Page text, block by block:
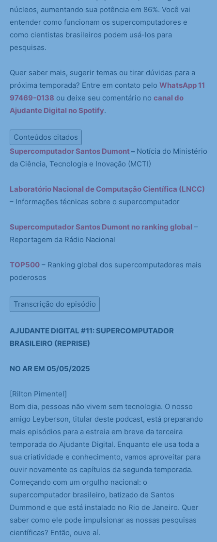
núcleos, aumentando sua potência em 86%. Você vai
entender como funcionam os supercomputadores e
como cientistas brasileiros podem usá-los para
pesquisas.
Quer saber mais, sugerir temas ou tirar dúvidas para a
próxima temporada? Entre em contato pelo WhatsApp 11
97469-0138 ou deixe seu comentário no canal do
Ajudante Digital no Spotify.
Conteúdos citados
Supercomputador Santos Dumont– Notícia do Ministério
da Ciência, Tecnologia e Inovação (MCTI)
Laboratório Nacional de Computação Científica (LNCC)
– Informações técnicas sobre o supercomputador
Supercomputador Santos Dumont no ranking global –
Reportagem da Rádio Nacional
TOP500 – Ranking global dos supercomputadores mais
poderosos
Transcrição do episódio
AJUDANTE DIGITAL #11: SUPERCOMPUTADOR
BRASILEIRO (REPRISE)
NO AR EM 05/05/2025
[Rilton Pimentel]
Bom dia, pessoas não vivem sem tecnologia. O nosso
amigo Leyberson, titular deste podcast, está preparando
mais episódios para a estreia em breve da terceira
temporada do Ajudante Digital. Enquanto ele usa toda a
sua criatividade e conhecimento, vamos aproveitar para
ouvir novamente os capítulos da segunda temporada.
Começando com um orgulho nacional: o
supercomputador brasileiro, batizado de Santos
Dummond e que está instalado no Rio de Janeiro. Quer
saber como ele pode impulsionar as nossas pesquisas
científicas? Então, ouve aí.